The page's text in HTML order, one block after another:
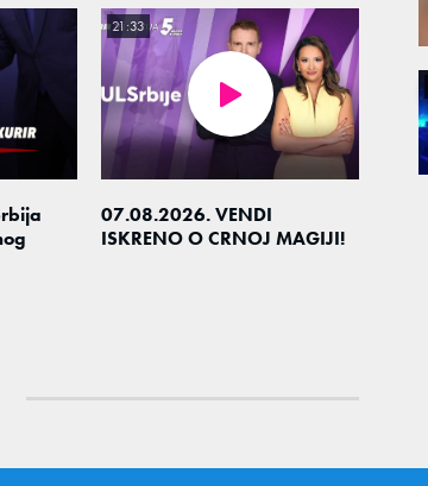
07.08.2026. VENDI
ISKRENO O CRNOJ MAGIJI!
21:33